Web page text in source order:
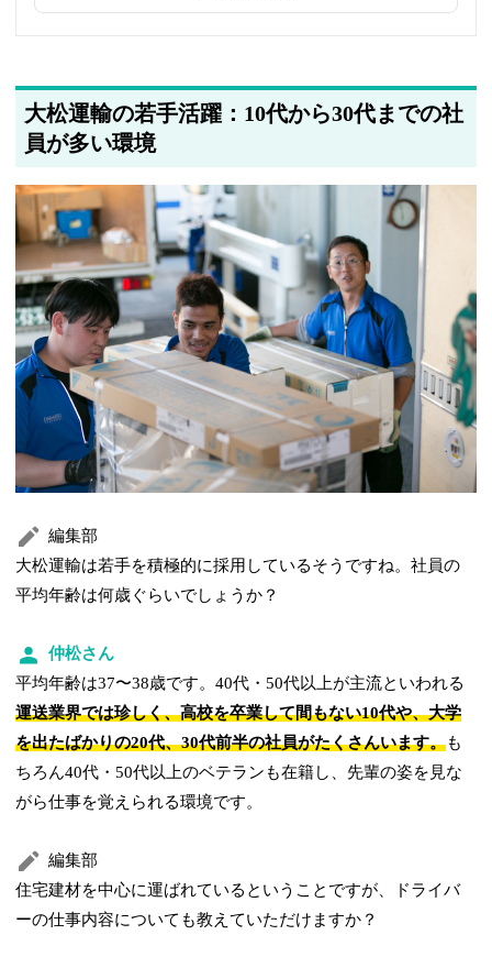
大松運輸の若手活躍：10代から30代までの社
員が多い環境
編集部
大松運輸は若手を積極的に採用しているそうですね。社員の
平均年齢は何歳ぐらいでしょうか？
仲松さん
平均年齢は37〜38歳です。40代・50代以上が主流といわれる
運送業界では珍しく、高校を卒業して間もない10代や、大学
を出たばかりの20代、30代前半の社員がたくさんいます。も
ちろん40代・50代以上のベテランも在籍し、先輩の姿を見な
がら仕事を覚えられる環境です。
編集部
住宅建材を中心に運ばれているということですが、ドライバ
ーの仕事内容についても教えていただけますか？